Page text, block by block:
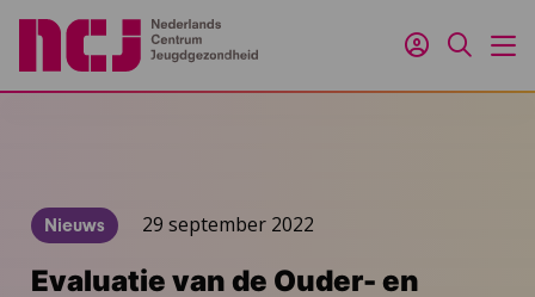
Inloggen
Zoeken
Nieuws 29 september 2022
Evaluatie van de Ouder- en